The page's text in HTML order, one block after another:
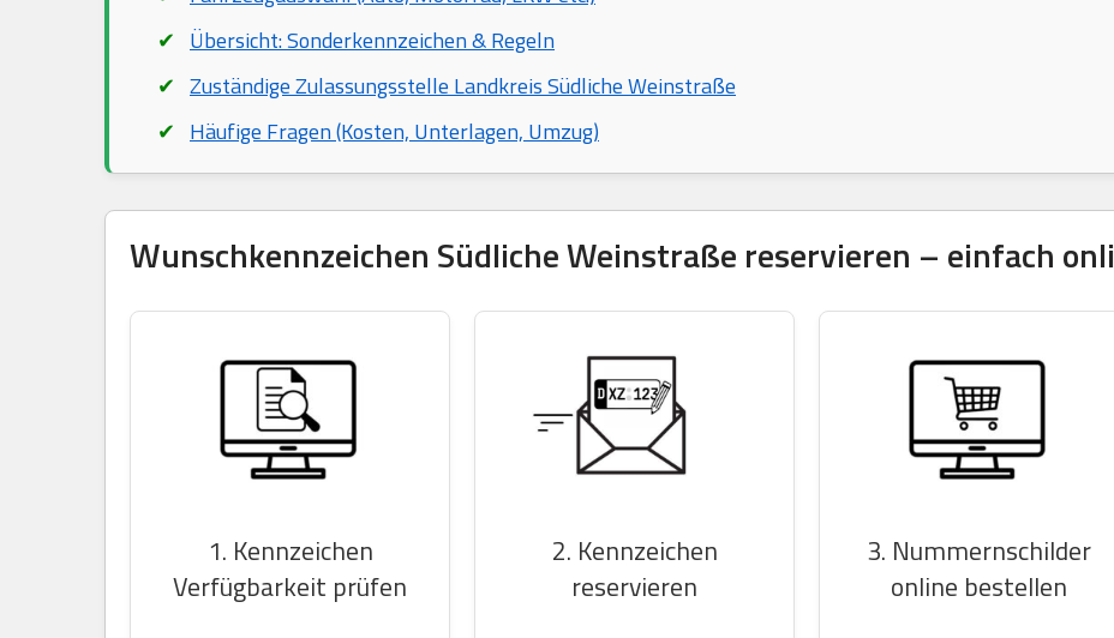
Übersicht: Sonderkennzeichen & Regeln
Zuständige Zulassungsstelle Landkreis Südliche Weinstraße
Häufige Fragen (Kosten, Unterlagen, Umzug)
Wunschkennzeichen Südliche Weinstraße reservieren – einfach
1. Kennzeichen
Verfügbarkeit prüfen
2. Kennzeichen
reservieren
3. Nummernschilder
online bestellen